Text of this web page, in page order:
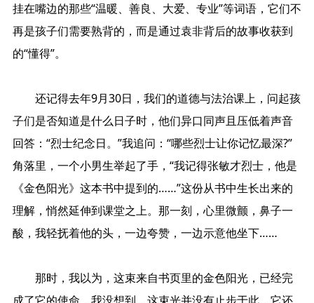
挂在嘴边的那些“温暖、善良、大爱、专业”等词语，它们不
再是孩子们需要熟背的，而是通过袁非背后的故事收获到
的“懂得”。
还记得去年9月30日，我们的道德与法治课上，问起孩
子们是否知道是什么日子时，他们异口同声且压低着声音
回答：“烈士纪念日。”我追问：“哪些烈士让你记忆最深?”
角落里，一个小男生举起了手，“我记得张敏才烈士，他是
《金色阳光》这本书中提到的……”这份从书中生长出来的
理解，悄然延伸到课堂之上。那一刻，心里微颤，鼻子一
酸，我轻抚着他的头，一边夸赞，一边示意他坐下……
那时，我以为，这束来自书页里的金色阳光，已经完